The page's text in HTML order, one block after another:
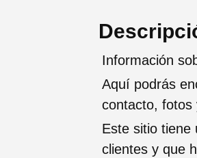
Información
Aquí podrás
contacto, fotos
Este sitio tiene
clientes y que